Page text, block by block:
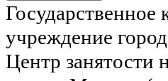
Государственное
учреждение
Центр занятости